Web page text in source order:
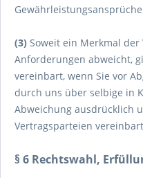
(3) Soweit ein Merkmal
Anforderungen abweicht,
vereinbart, wenn Sie vor
durch uns über selbige in
Abweichung ausdrücklich
Vertragsparteien
§ 6 Rechtswahl,